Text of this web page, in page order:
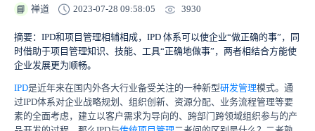
📘 禅道 2023-07-28 09:58:05 3930
摘要：IPD和项目管理相辅相成，IPD 体系可以使企业“做正确的事”，同
时借助于项目管理知识、技能、工具“正确地做事”，两者相结合方能使
企业发展更为顺畅。
IPD是近年来在国内外各大行业备受关注的一种新型研发管理模式。通
过IPD体系对企业战略规划、组织创新、资源分配、业务流程管理等要
素的全面考虑，建立以客户需求为导向的、跨部门跨领域组织参与的产